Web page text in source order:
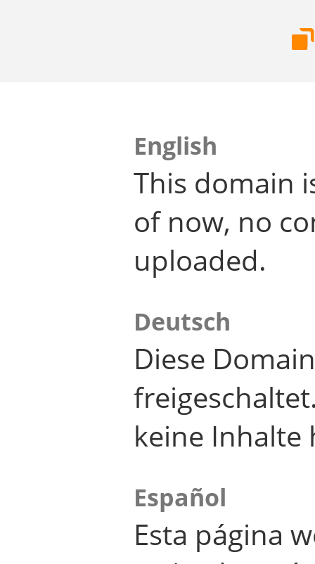
English
This domain
of now, no
uploaded.
Deutsch
Diese
keine Inhalte
Español
Esta página